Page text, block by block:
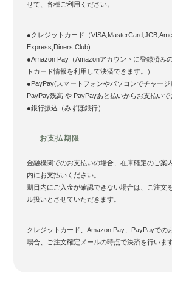
せて、各種ご利用ください。
●クレジットカード（
Express,Diners Club)
●Amazon Pay（Amazonアカウントに登録済み
トカード情報を利用して決済できます。）
●PayPay(スマートフォンやパソコンでチャージ
PayPay残高 や PayPayあと払いからお支払いで
●銀行振込（みずほ銀行）
お支払期限
金融機関でのお支払いの場合、在庫確定のご案
内にお支払いください。
期日内にご入金が確認できない場合は、ご注文
ル扱いとさせていただきます。
クレジットカード、Amazon Pay、PayPayでの
場合、ご注文確定メールの時点で決済を行います